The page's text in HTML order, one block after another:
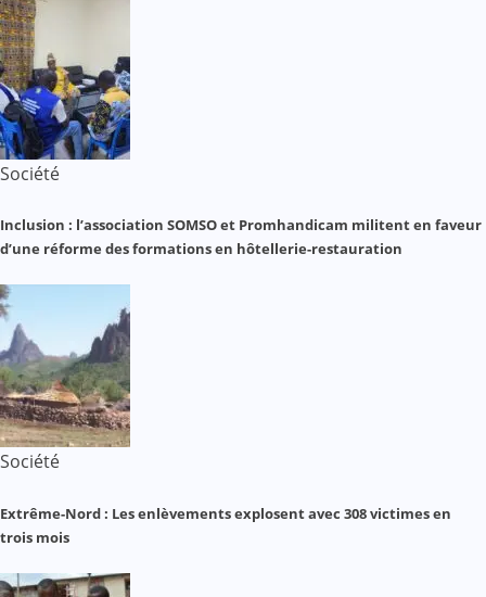
Société
Inclusion : l’association SOMSO et Promhandicam militent en faveur
d’une réforme des formations en hôtellerie-restauration
Société
Extrême-Nord : Les enlèvements explosent avec 308 victimes en
trois mois